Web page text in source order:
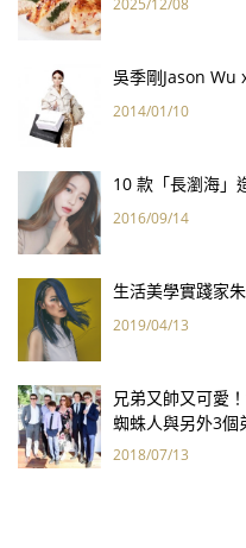
2025/12/08
吳季剛Jason
2014/01/10
10 款「長瀏海」
2016/09/14
生活美學實踐家
2019/04/13
兄弟又帥又可愛
蜘蛛人與另外3個
2018/07/13